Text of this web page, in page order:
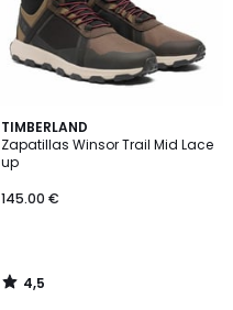
TIMBERLAND
Zapatillas Winsor Trail Mid Lace
up
145.00 €
4,5
/ 5
4,5
/